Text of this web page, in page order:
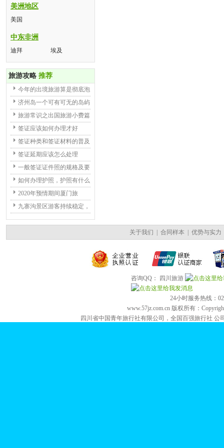
美洲地区
美国
中东非洲
迪拜 埃及
旅游攻略 推荐
今年的出境旅游算是彻底泡
济州岛一个可有可无的岛屿
旅游常识之出国旅游小费篇
签证应该如何办理才好
签证种类和签证材料的普及
签证延期应该怎么处理
一般签证证件照的规格及要
如何办理护照，护照有什么
2020年预情期间厦门旅
九寨沟景区游客持续稳定，
关于我们 合同样本 优势与实力
咨询QQ： 四川旅游
24小时服务热线：
www.57jz.com.cn 版权所有：
四川省中国青年旅行社有限公司，全国百强旅行社